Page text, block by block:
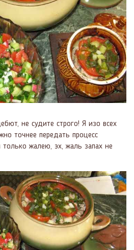
не судите строго! Я изо всех
точнее передать процесс
жалею, эх, жаль запах не